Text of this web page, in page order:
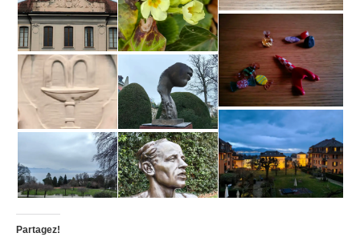
Partagez!